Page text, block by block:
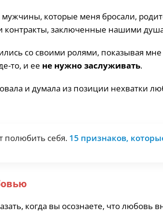
мужчины, которые меня бросали,
контракты, заключенные нашими
со своими ролями, показывая
то, и ее не нужно заслуживать.
и думала из позиции нехватки
полюбить себя. 15 признаков,
когда вы осознаете, что любовь